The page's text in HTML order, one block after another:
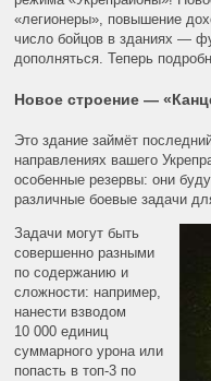
«легионеры», повышение
число бойцов в зданиях —
дополняться. Теперь
Новое строение —
Это здание займёт
направлениях вашего
особенные резервы: они
различные боевые задачи
Задачи могут быть
совершенно разными
по содержанию и
сложности: например,
нанести взводом
10 000 единиц
суммарного урона или
попасть в топ-3 по